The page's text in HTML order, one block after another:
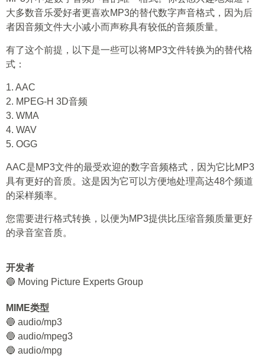
大多数音乐爱好者更喜欢MP3的替代数字声音格式，因为后
者因音频文件大小减小而声称具有较低的音频质量。
有了这个前提，以下是一些可以将MP3文件转换为的替代格
式：
1. AAC
2. MPEG-H 3D音频
3. WMA
4. WAV
5. OGG
AAC是MP3文件的最受欢迎的数字音频格式，因为它比MP3
具有更好的音质。这是因为它可以方便地处理高达48个频道
的采样频率。
您需要进行格式转换，以便为MP3提供比压缩音频质量更好
的录音室音质。
开发者
🔵 Moving Picture Experts Group
MIME类型
🔵 audio/mp3
🔵 audio/mpeg3
🔵 audio/mpg